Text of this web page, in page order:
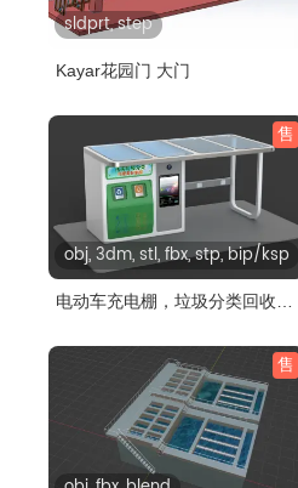
sldprt, step
Kayar花园门 大门
售
obj, 3dm, stl, fbx, stp, bip/ksp
电动车充电棚，垃圾分类回收
售